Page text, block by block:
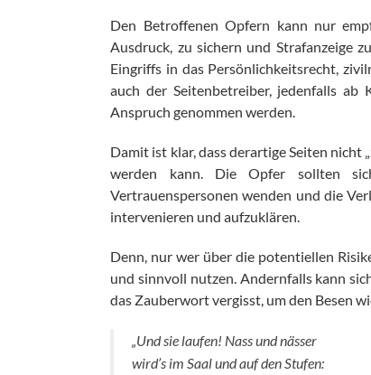
Den Betroffenen Opfern kann nur
Ausdruck, zu sichern und Strafanzeige
Eingriffs in das Persönlichkeitsrecht,
auch der Seitenbetreiber, jedenfalls
Anspruch genommen werden.
Damit ist klar, dass derartige Seiten nicht
werden kann. Die Opfer sollten
Vertrauenspersonen wenden und die
intervenieren und aufzuklären.
Denn, nur wer über die potentiellen
und sinnvoll nutzen. Andernfalls kann
das Zauberwort vergisst, um den Besen
„Und sie laufen! Nass und nässer
wird’s im Saal und auf den Stufen: